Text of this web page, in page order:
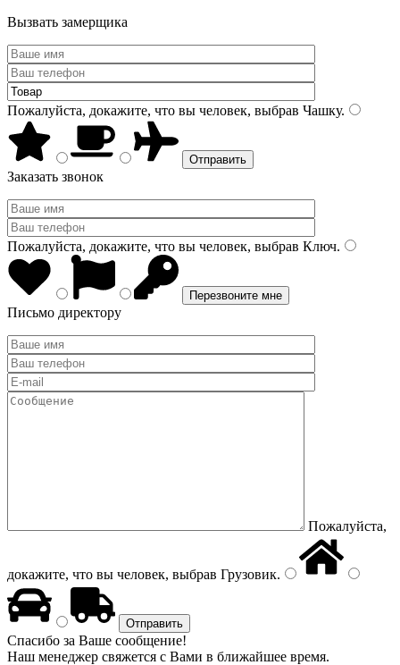
Вызвать замерщика
Пожалуйста, докажите, что вы человек, выбрав Чашку.
Заказать звонок
Пожалуйста, докажите, что вы человек, выбрав Ключ.
Письмо директору
Пожалуйста,
докажите, что вы человек, выбрав Грузовик.
Спасибо за Ваше сообщение!
Наш менеджер свяжется с Вами в ближайшее время.